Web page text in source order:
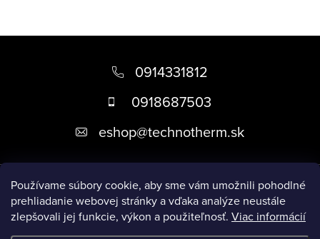
Používame súbory cookie, aby sme vám umožnili pohodlné
prehliadanie webovej stránky a vďaka analýze neustále
zlepšovali jej funkcie, výkon a použiteľnosť. Viac informácií
i
0914331812
0918687503
eshop@technotherm.sk
Informácie
Prijímame online platby